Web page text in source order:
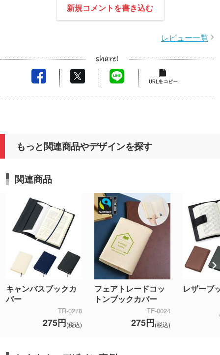
新規コメントを書き込む
レビュー一覧
もっと関連商品やデザインを探す
関連商品
キャンバスブックカ
バー
TR-0278
275円(税込)
フェアトレードコッ
トンブックカバー
TF-0024
275円(税込)
レザーブ